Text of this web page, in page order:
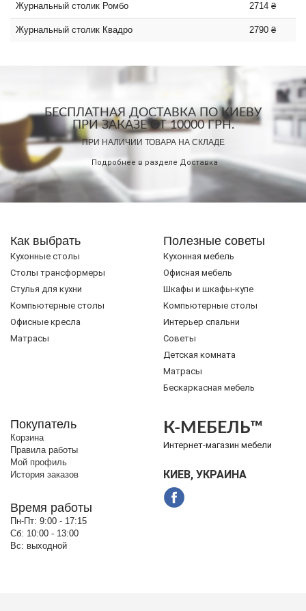
Журнальный столик Ромбо 2714 ₴
Журнальный столик Квадро 2790 ₴
БЕСПЛАТНАЯ ДОСТАВКА ПО КИЕВУ
ПРИ ЗАКАЗЕ ОТ 10000 ГРН.
ПРИ НАЛИЧИИ ТОВАРА НА СКЛАДЕ
Подробнее в разделе Доставка
Как выбрать
Кухонные столы
Cтолы трансформеры
Стулья для кухни
Компьютерные столы
Офисные кресла
Матрасы
Полезные советы
Кухонная мебель
Офисная мебель
Шкафы и шкафы-купе
Компьютерные столы
Интерьер спальни
Советы
Детская комната
Матрасы
Бескаркасная мебель
Покупатель
Корзина
Правила работы
Мой профиль
История заказов
Время работы
Пн-Пт: 9:00 - 17:15
Сб: 10:00 - 13:00
Вс: выходной
К-МЕБЕЛЬ™
Интернет-магазин мебели
КИЕВ, УКРАИНА